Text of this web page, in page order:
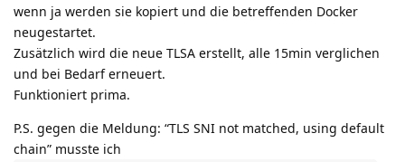
wenn ja werden sie kopiert und die betreffenden Docker
neugestartet.
Zusätzlich wird die neue TLSA erstellt, alle 15min verglichen
und bei Bedarf erneuert.
Funktioniert prima.
P.S. gegen die Meldung: “TLS SNI not matched, using default
chain” musste ich